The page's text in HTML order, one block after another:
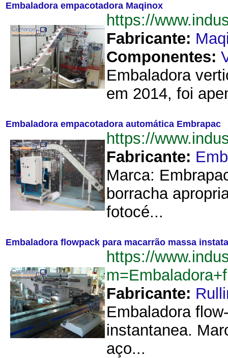
Embaladora empacotadora Maqinox
https://
Fabricante:
Componentes:
Embaladora
em 2014, foi
Embaladora empacotadora automática Embrapac
https://
Fabricante:
Marca:
borracha
fotocé...
Embaladora flowpack para macarrão massa
https://
Fabricante:
Embaladora
instantanea.
aço...